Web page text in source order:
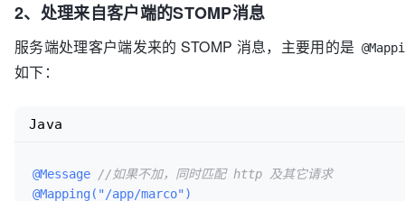
2、处理来自客户端的STOMP消息
服务端处理客户端发来的 STOMP 消息，主要用的是
如下：
@Message
//如果不加，同时匹配 http 及其它请求
@Mapping("/app/marco")
Java